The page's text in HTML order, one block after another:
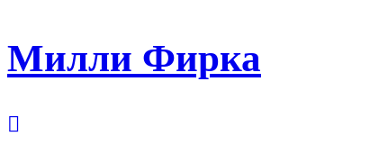
Милли Фирка